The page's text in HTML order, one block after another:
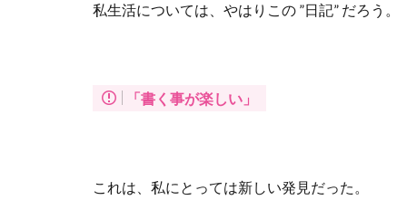
私生活については、やはりこの ”日記” だろう。
「書く事が楽しい」
これは、私にとっては新しい発見だった。